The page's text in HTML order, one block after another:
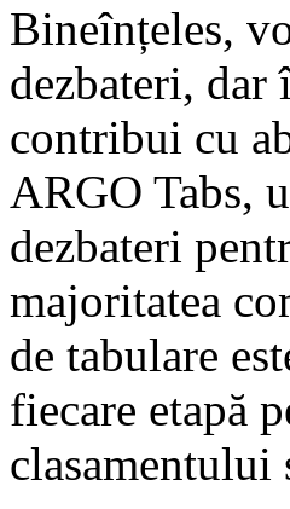
Bineînțeles,
dezbateri,
contribui cu
ARGO Tabs,
dezbateri
majoritatea
de tabulare
fiecare etapă
clasamentului